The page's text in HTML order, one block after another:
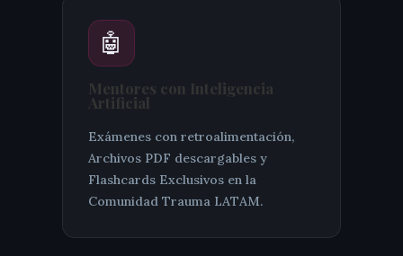
🤖
Mentores con Inteligencia
Artificial
Exámenes con retroalimentación,
Archivos PDF descargables y
Flashcards Exclusivos en la
Comunidad Trauma LATAM.